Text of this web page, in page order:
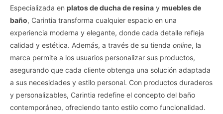
Especializada en platos de ducha de resina y muebles de
baño, Carintia transforma cualquier espacio en una
experiencia moderna y elegante, donde cada detalle refleja
calidad y estética. Además, a través de su tienda online, la
marca permite a los usuarios personalizar sus productos,
asegurando que cada cliente obtenga una solución adaptada
a sus necesidades y estilo personal. Con productos duraderos
y personalizables, Carintia redefine el concepto del baño
contemporáneo, ofreciendo tanto estilo como funcionalidad.